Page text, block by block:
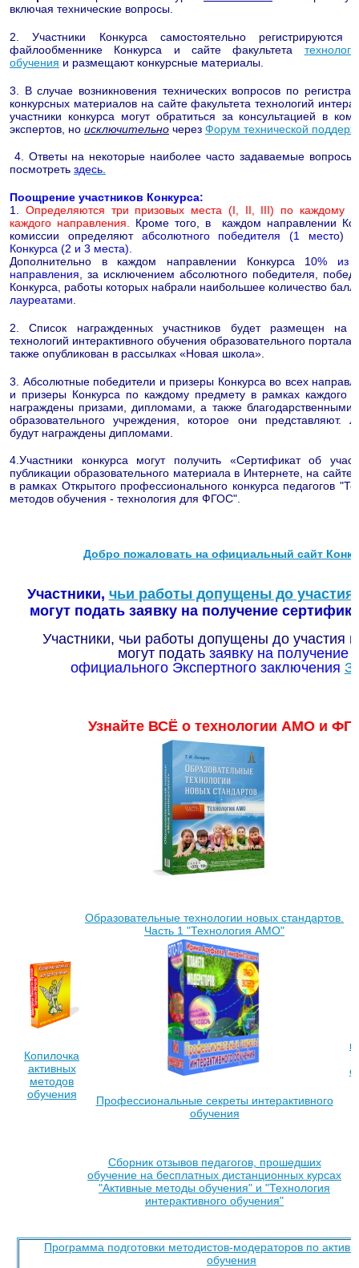
включая технические вопросы.
2. Участники Конкурса самостоятельно
файлообменнике Конкурса и сайте факультета т
обучения и размещают конкурсные материалы.
3. В случае возникновения технических вопросов по
конкурсных материалов на сайте факультета технологий
участники конкурса могут обратиться за консультацией в
экспертов, но исключительно через Форум технической
4. Ответы на некоторые наиболее часто задаваемые
посмотреть здесь.
Поощрение участников Конкурса:
1. Определяются три призовых места (I, II, III) по каждому
каждого направления.
Кроме того, в каждом направлении
комиссии определяют абсолютного победителя (1 место)
Конкурса (2 и 3 места).
Дополнительно в каждом направлении Конкурса 10% из
направления,
за исключением абсолютного победителя,
Конкурса, работы которых набрали наибольшее количество
лауреатами
2. Список награжденных участников будет размещен на
технологий интерактивного обучения образовательного портала
также опубликован в рассылках «Новая школа».
3. Абсолютные победители и призеры Конкурса во всех
и призеры Конкурса по каждому предмету в рамках каждого
награждены призами, дипломами, а также
образовательного учреждения, которое они представляют.
будут награждены дипломами.
4.Участники конкурса могут получить «Сертификат об
публикации образовательного материала в Интернете, на сайте
в рамках Открытого профессионального конкурса педагогов
методов обучения - технология для ФГОС".
Добро пожаловать на официальный сайт
Участники, чьи работы допущены до участия
могут подать заявку на получение
Участники, чьи работы допущены до участия в
могут подать заявку на получение
официального Экспертного заключения
Узнайте ВСЁ о технологии АМО и
Образовательные технологии новых стандартов.
Часть 1 "Технология АМО"
Копилочка
активных
методов
обучения
Профессиональные секреты интерактивного
обучения
Сборник отзывов педагогов, прошедших
обучение на бесплатных дистанционных курсах
"Активные методы обучения" и "Технология
интерактивного обучения"
Программа подготовки методистов-модераторов по
обучения